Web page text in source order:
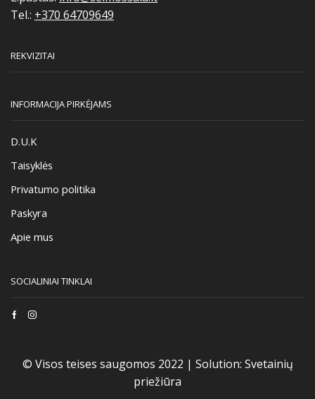
Tel.: +370 64709649
REKVIZITAI
INFORMACIJA PIRKĖJAMS
D.U.K
Taisyklės
Privatumo politika
Paskyra
Apie mus
SOCIALINIAI TINKLAI
FacebookInstagram
© Visos teises saugomos 2022 | Solution: Svetainių
priežiūra